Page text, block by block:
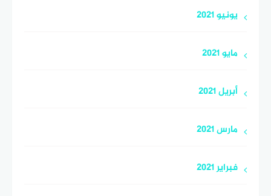
يونيو 2021
مايو 2021
أبريل 2021
مارس 2021
فبراير 2021